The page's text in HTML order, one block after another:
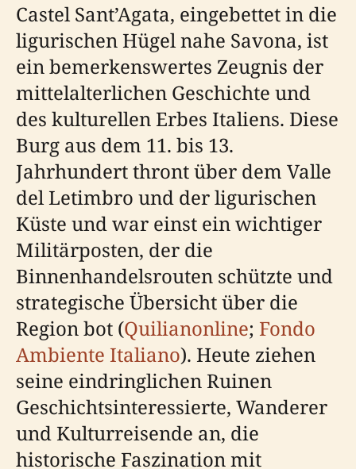
Castel Sant’Agata, eingebettet in die
ligurischen Hügel nahe Savona, ist
ein bemerkenswertes Zeugnis der
mittelalterlichen Geschichte und
des kulturellen Erbes Italiens. Diese
Burg aus dem 11. bis 13.
Jahrhundert thront über dem Valle
del Letimbro und der ligurischen
Küste und war einst ein wichtiger
Militärposten, der die
Binnenhandelsrouten schützte und
strategische Übersicht über die
Region bot (Quilianonline; Fondo
Ambiente Italiano). Heute ziehen
seine eindringlichen Ruinen
Geschichtsinteressierte, Wanderer
und Kulturreisende an, die
historische Faszination mit